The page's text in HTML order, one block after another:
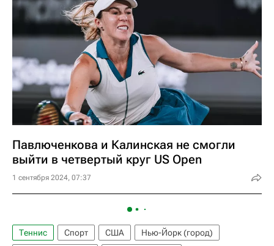
Павлюченкова и Калинская не смогли
выйти в четвертый круг US Open
1 сентября 2024, 07:37
Теннис Спорт США
Нью-Йорк (город)